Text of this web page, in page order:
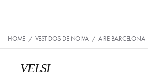
HOME / VESTIDOS DE NOIVA / AIRE BARCELONA
VELSI